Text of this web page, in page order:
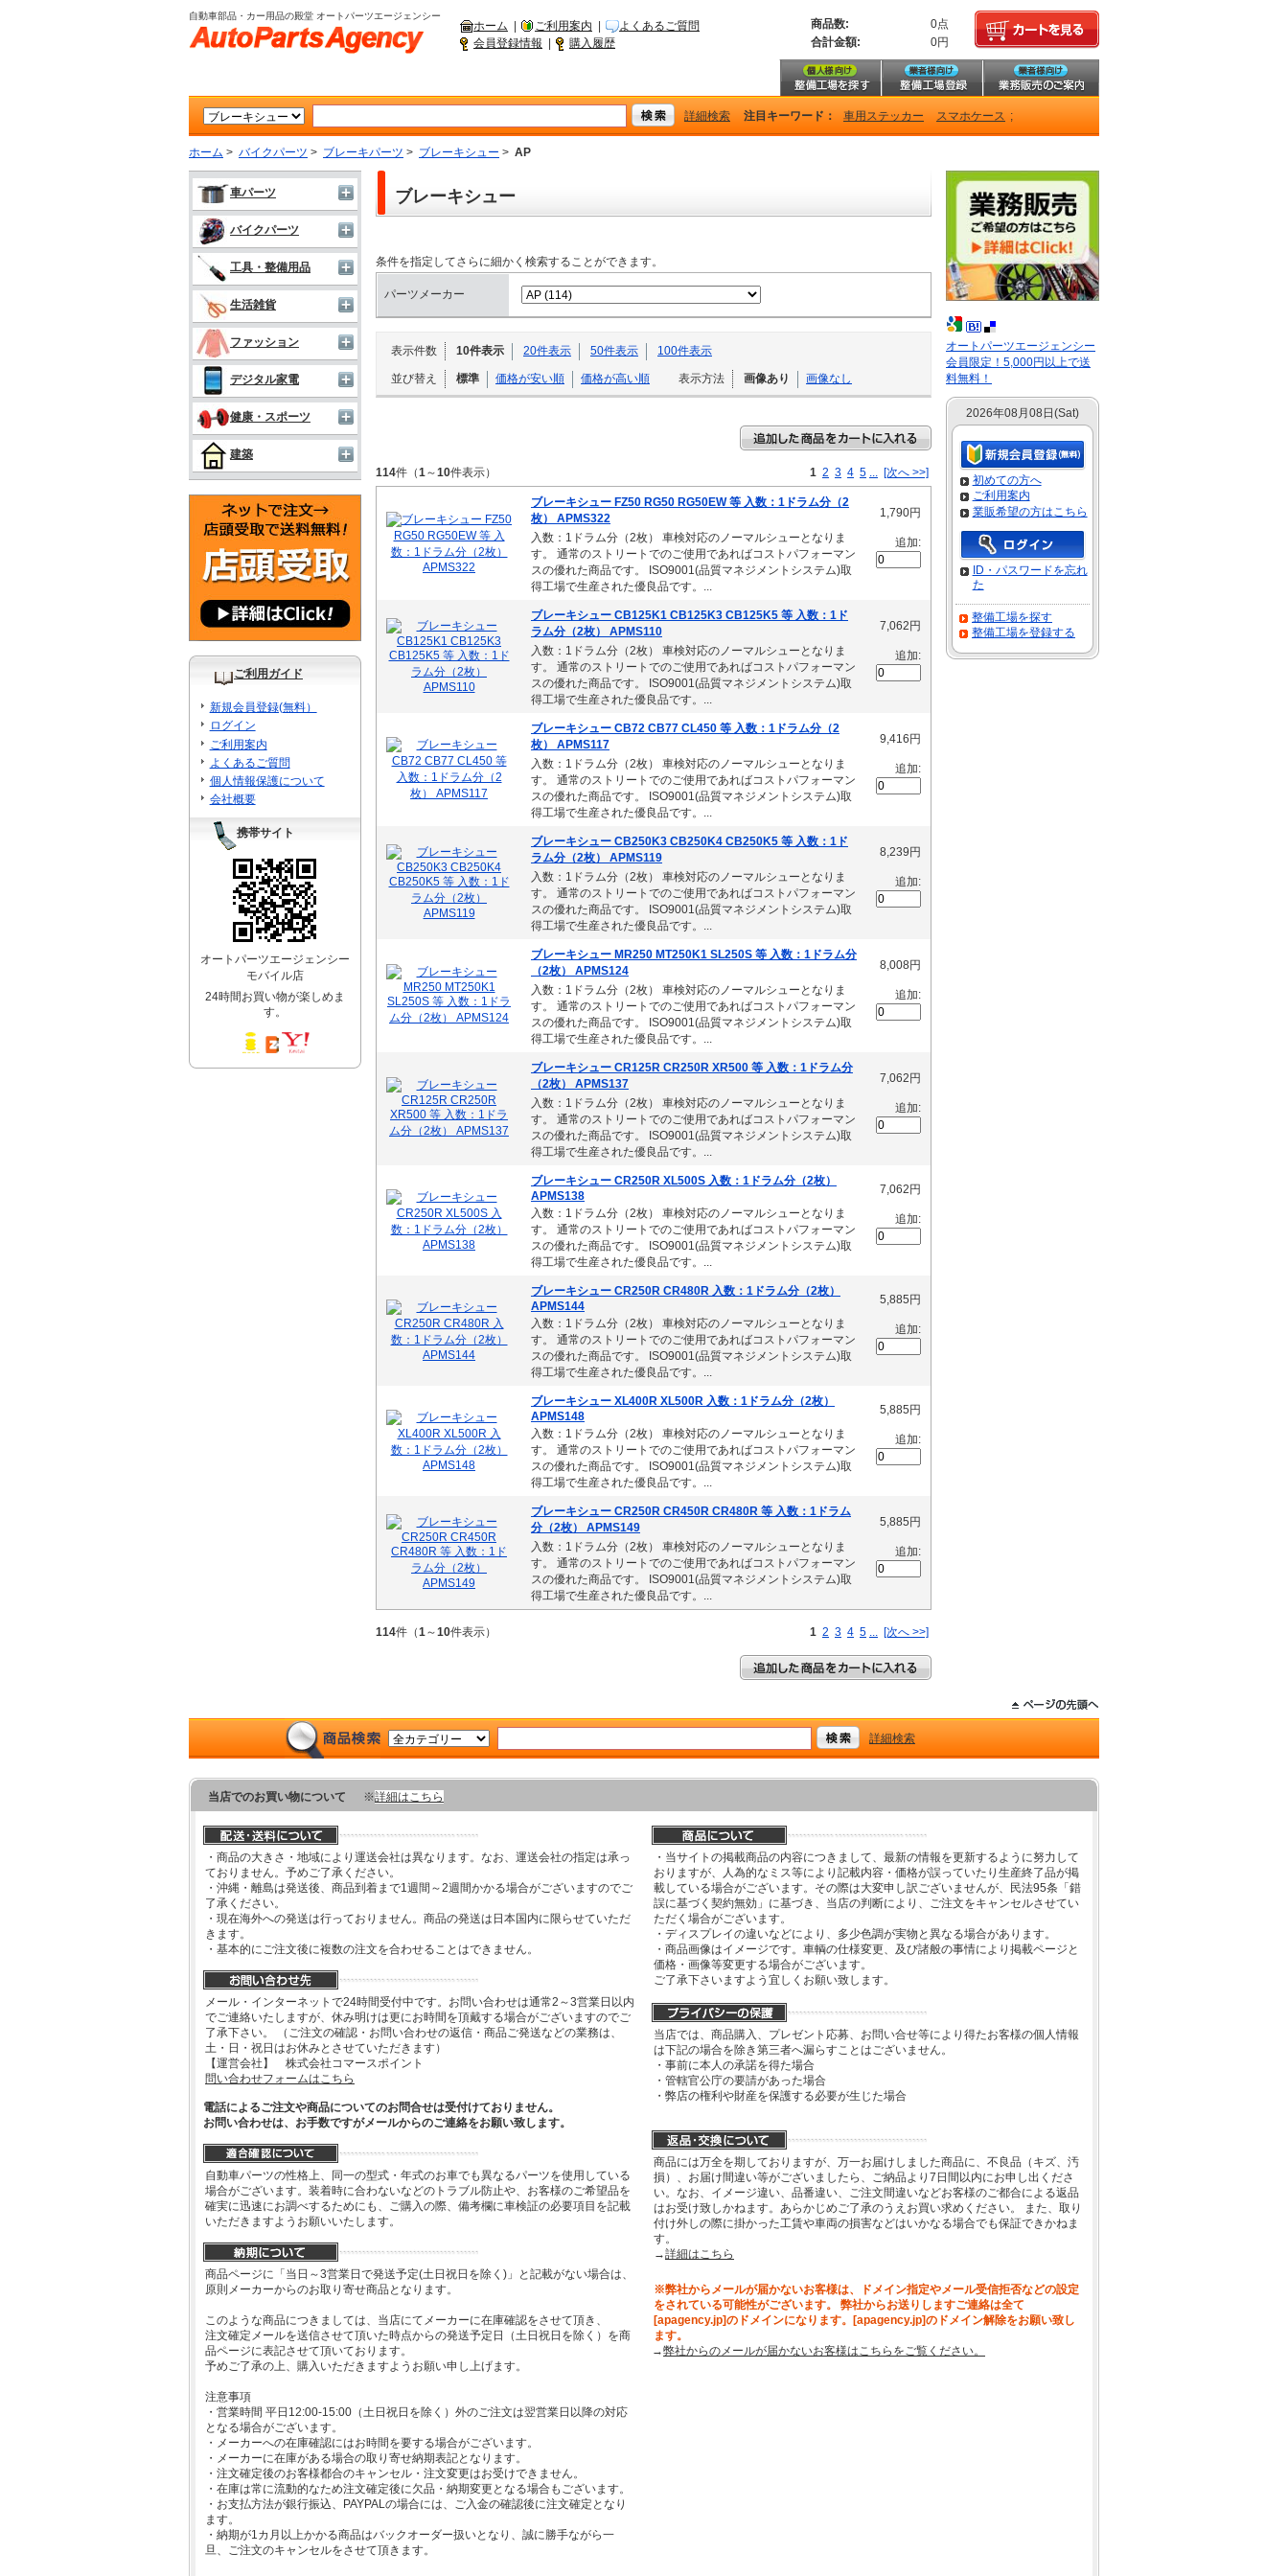
自動車部品・カー用品の殿堂 オートパーツエージェンシー
ホーム ご利用案内
よくあるご質問
会員登録情報
購入履歴
商品数:
0点
合計金額:
0円
詳細検索 注目キーワード： 車用ステッカー スマホケース ;
ホーム > バイクパーツ > ブレーキパーツ > ブレーキシュー > AP
車パーツ
バイクパーツ
工具・整備用品
生活雑貨
ファッション
デジタル家電
健康・スポーツ
建築
ご利用ガイド
新規会員登録(無料）
ログイン
ご利用案内
よくあるご質問
個人情報保護について
会社概要
携帯サイト
オートパーツエージェンシー
モバイル店
24時間お買い物が楽しめま
す。
ブレーキシュー
条件を指定してさらに細かく検索することができます。
パーツメーカー
表示件数 10件表示 20件表示 50件表示 100件表示
並び替え 標準 価格が安い順 価格が高い順 表示方法 画像あり 画像なし
114件（1～10件表示） 1 2 3 4 5 ... [次へ >>]
ブレーキシュー FZ50 RG50 RG50EW 等 入数：1ドラム分（2
枚） APMS322
入数：1ドラム分（2枚） 車検対応のノーマルシューとなりま
す。 通常のストリートでのご使用であればコストパフォーマン
スの優れた商品です。 ISO9001(品質マネジメントシステム)取
得工場で生産された優良品です。...
1,790円
追加:
ブレーキシュー CB125K1 CB125K3 CB125K5 等 入数：1ド
ラム分（2枚） APMS110
入数：1ドラム分（2枚） 車検対応のノーマルシューとなりま
す。 通常のストリートでのご使用であればコストパフォーマン
スの優れた商品です。 ISO9001(品質マネジメントシステム)取
得工場で生産された優良品です。...
7,062円
追加:
ブレーキシュー CB72 CB77 CL450 等 入数：1ドラム分（2
枚） APMS117
入数：1ドラム分（2枚） 車検対応のノーマルシューとなりま
す。 通常のストリートでのご使用であればコストパフォーマン
スの優れた商品です。 ISO9001(品質マネジメントシステム)取
得工場で生産された優良品です。...
9,416円
追加:
ブレーキシュー CB250K3 CB250K4 CB250K5 等 入数：1ド
ラム分（2枚） APMS119
入数：1ドラム分（2枚） 車検対応のノーマルシューとなりま
す。 通常のストリートでのご使用であればコストパフォーマン
スの優れた商品です。 ISO9001(品質マネジメントシステム)取
得工場で生産された優良品です。...
8,239円
追加:
ブレーキシュー MR250 MT250K1 SL250S 等 入数：1ドラム分
（2枚） APMS124
入数：1ドラム分（2枚） 車検対応のノーマルシューとなりま
す。 通常のストリートでのご使用であればコストパフォーマン
スの優れた商品です。 ISO9001(品質マネジメントシステム)取
得工場で生産された優良品です。...
8,008円
追加:
ブレーキシュー CR125R CR250R XR500 等 入数：1ドラム分
（2枚） APMS137
入数：1ドラム分（2枚） 車検対応のノーマルシューとなりま
す。 通常のストリートでのご使用であればコストパフォーマン
スの優れた商品です。 ISO9001(品質マネジメントシステム)取
得工場で生産された優良品です。...
7,062円
追加:
ブレーキシュー CR250R XL500S 入数：1ドラム分（2枚）
APMS138
入数：1ドラム分（2枚） 車検対応のノーマルシューとなりま
す。 通常のストリートでのご使用であればコストパフォーマン
スの優れた商品です。 ISO9001(品質マネジメントシステム)取
得工場で生産された優良品です。...
7,062円
追加:
ブレーキシュー CR250R CR480R 入数：1ドラム分（2枚）
APMS144
入数：1ドラム分（2枚） 車検対応のノーマルシューとなりま
す。 通常のストリートでのご使用であればコストパフォーマン
スの優れた商品です。 ISO9001(品質マネジメントシステム)取
得工場で生産された優良品です。...
5,885円
追加:
ブレーキシュー XL400R XL500R 入数：1ドラム分（2枚）
APMS148
入数：1ドラム分（2枚） 車検対応のノーマルシューとなりま
す。 通常のストリートでのご使用であればコストパフォーマン
スの優れた商品です。 ISO9001(品質マネジメントシステム)取
得工場で生産された優良品です。...
5,885円
追加:
ブレーキシュー CR250R CR450R CR480R 等 入数：1ドラム
分（2枚） APMS149
入数：1ドラム分（2枚） 車検対応のノーマルシューとなりま
す。 通常のストリートでのご使用であればコストパフォーマン
スの優れた商品です。 ISO9001(品質マネジメントシステム)取
得工場で生産された優良品です。...
5,885円
追加:
114件（1～10件表示） 1 2 3 4 5 ... [次へ >>]
オートパーツエージェンシー
会員限定！5,000円以上で送
料無料！
2026年08月08日(Sat)
初めての方へ
ご利用案内
業販希望の方はこちら
ID・パスワードを忘れ
た
整備工場を探す
整備工場を登録する
詳細検索
当店でのお買い物について ※詳細はこちら
・商品の大きさ・地域により運送会社は異なります。なお、運送会社の指定は承っ
ておりません。予めご了承ください。
・沖縄・離島は発送後、商品到着まで1週間～2週間かかる場合がございますのでご
了承ください。
・現在海外への発送は行っておりません。商品の発送は日本国内に限らせていただ
きます。
・基本的にご注文後に複数の注文を合わせることはできません。
メール・インターネットで24時間受付中です。お問い合わせは通常2～3営業日以内
でご連絡いたしますが、休み明けは更にお時間を頂戴する場合がございますのでご
了承下さい。 （ご注文の確認・お問い合わせの返信・商品ご発送などの業務は、
土・日・祝日はお休みとさせていただきます）
【運営会社】 株式会社コマースポイント
問い合わせフォームはこちら
電話によるご注文や商品についてのお問合せは受付けておりません。
お問い合わせは、お手数ですがメールからのご連絡をお願い致します。
自動車パーツの性格上、同一の型式・年式のお車でも異なるパーツを使用している
場合がございます。装着時に合わないなどのトラブル防止や、お客様のご希望品を
確実に迅速にお調べするためにも、ご購入の際、備考欄に車検証の必要項目を記載
いただきますようお願いいたします。
商品ページに「当日～3営業日で発送予定(土日祝日を除く)」と記載がない場合は、
原則メーカーからのお取り寄せ商品となります。
このような商品につきましては、当店にてメーカーに在庫確認をさせて頂き、
注文確定メールを送信させて頂いた時点からの発送予定日（土日祝日を除く）を商
品ページに表記させて頂いております。
予めご了承の上、購入いただきますようお願い申し上げます。
注意事項
・営業時間 平日12:00-15:00（土日祝日を除く）外のご注文は翌営業日以降の対応
となる場合がございます。
・メーカーへの在庫確認にはお時間を要する場合がございます。
・メーカーに在庫がある場合の取り寄せ納期表記となります。
・注文確定後のお客様都合のキャンセル・注文変更はお受けできません。
・在庫は常に流動的なため注文確定後に欠品・納期変更となる場合もございます。
・お支払方法が銀行振込、PAYPALの場合には、ご入金の確認後に注文確定となり
ます。
・納期が1カ月以上かかる商品はバックオーダー扱いとなり、誠に勝手ながら一
旦、ご注文のキャンセルをさせて頂きます。
・当サイトの掲載商品の内容につきまして、最新の情報を更新するように努力して
おりますが、人為的なミス等により記載内容・価格が誤っていたり生産終了品が掲
載している場合がございます。その際は大変申し訳ございませんが、民法95条「錯
誤に基づく契約無効」に基づき、当店の判断により、ご注文をキャンセルさせてい
ただく場合がございます。
・ディスプレイの違いなどにより、多少色調が実物と異なる場合があります。
・商品画像はイメージです。車輌の仕様変更、及び諸般の事情により掲載ページと
価格・画像等変更する場合がございます。
ご了承下さいますよう宜しくお願い致します。
当店では、商品購入、プレゼント応募、お問い合せ等により得たお客様の個人情報
は下記の場合を除き第三者へ漏らすことはございません。
・事前に本人の承諾を得た場合
・管轄官公庁の要請があった場合
・弊店の権利や財産を保護する必要が生じた場合
商品には万全を期しておりますが、万一お届けしました商品に、不良品（キズ、汚
損）、お届け間違い等がございましたら、ご納品より7日間以内にお申し出くださ
い。なお、イメージ違い、品番違い、ご注文間違いなどお客様のご都合による返品
はお受け致しかねます。あらかじめご了承のうえお買い求めください。 また、取り
付け外しの際に掛かった工賃や車両の損害などはいかなる場合でも保証できかねま
す。
→詳細はこちら
※弊社からメールが届かないお客様は、ドメイン指定やメール受信拒否などの設定
をされている可能性がございます。 弊社からお送りしますご連絡は全て
[apagency.jp]のドメインになります。[apagency.jp]のドメイン解除をお願い致し
ます。
→弊社からのメールが届かないお客様はこちらをご覧ください。